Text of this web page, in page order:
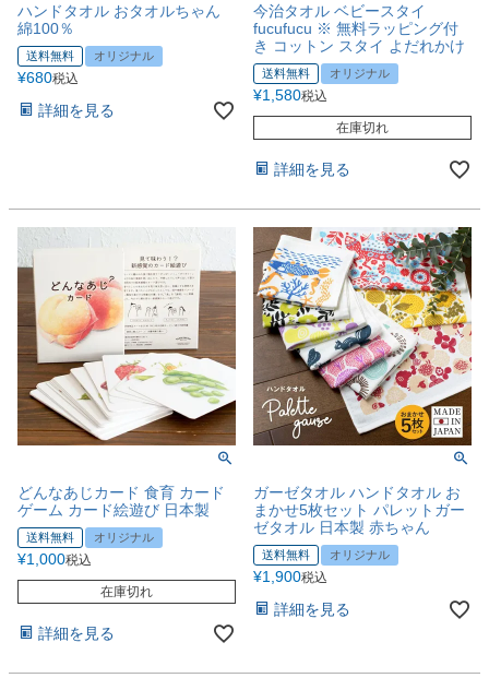
ハンドタオル おタオルちゃん
綿100％
送料無料 オリジナル
¥680税込
詳細を見る
今治タオル ベビースタイ
fucufucu ※ 無料ラッピング付
き コットン スタイ よだれかけ
送料無料 オリジナル
¥1,580税込
在庫切れ
詳細を見る
どんなあじカード 食育 カード
ゲーム カード絵遊び 日本製
送料無料 オリジナル
¥1,000税込
在庫切れ
詳細を見る
ガーゼタオル ハンドタオル お
まかせ5枚セット パレットガー
ゼタオル 日本製 赤ちゃん
送料無料 オリジナル
¥1,900税込
詳細を見る